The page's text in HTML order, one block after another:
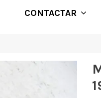
CONTACTAR